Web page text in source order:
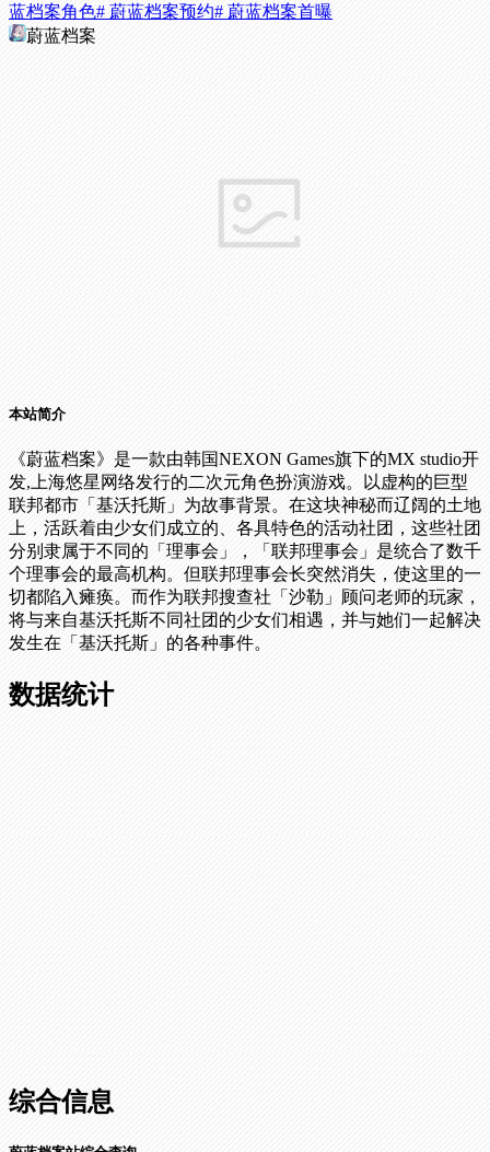
蓝档案角色# 蔚蓝档案预约# 蔚蓝档案首曝
蔚蓝档案
本站简介
《蔚蓝档案》是一款由韩国NEXON Games旗下的MX studio开
发,上海悠星网络发行的二次元角色扮演游戏。以虚构的巨型
联邦都市「基沃托斯」为故事背景。在这块神秘而辽阔的土地
上，活跃着由少女们成立的、各具特色的活动社团，这些社团
分别隶属于不同的「理事会」，「联邦理事会」是统合了数千
个理事会的最高机构。但联邦理事会长突然消失，使这里的一
切都陷入瘫痪。而作为联邦搜查社「沙勒」顾问老师的玩家，
将与来自基沃托斯不同社团的少女们相遇，并与她们一起解决
发生在「基沃托斯」的各种事件。
数据统计
综合信息